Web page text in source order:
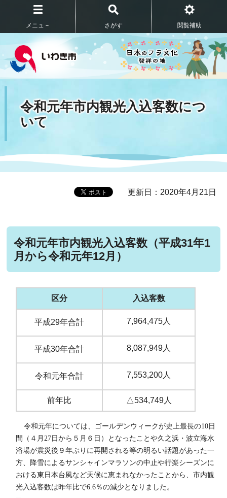
メニュ－ さがす 閲覧補助
令和元年市内観光入込客数につ
いて
更新日：2020年4月21日
令和元年市内観光入込客数（平成31年1
月から令和元年12月）
区分 入込客数
平成29年合計 7,964,475人
平成30年合計 8,087,949人
令和元年合計 7,553,200人
前年比 △534,749人
令和元年については、ゴールデンウィークが史上最長の10日
間（４月27日から５月６日）となったことや久之浜・波立海水
浴場が震災後９年ぶりに再開される等の明るい話題があった一
方、降雪によるサンシャインマラソンの中止や行楽シーズンに
おける東日本台風など天候に恵まれなかったことから、市内観
光入込客数は昨年比で6.6％の減少となりました。